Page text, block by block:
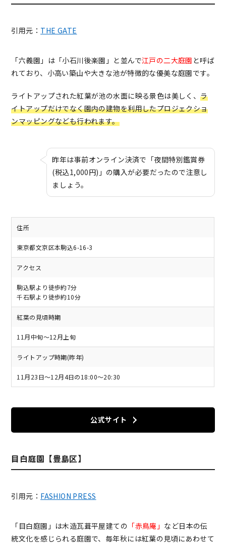
引用元： THE GATE
「六義園」は「小石川後楽園」と並んで江戸の二大庭園 と呼ば
れており、小高い築山や大きな池が特徴的な優美な庭園です。
ライトアップされた紅葉が池の水面に映る景色は美しく、ラ
イトアップだけでなく園内の建物を利用したプロジェクショ
ンマッピングなども行われます。
昨年は事前オンライン決済で「夜間特別鑑賞券
(税込1,000円)」の購入が必要だったので注意し
ましょう。
住所
東京都文京区本駒込6-16-3
アクセス
駒込駅より徒歩約7分
千石駅より徒歩約10分
紅葉の見頃時期
11月中旬～12月上旬
ライトアップ時期(昨年)
11月23日～12月4日の18:00～20:30
公式サイト
目白庭園【豊島区】
引用元： FASHION PRESS
「目白庭園」は木造瓦葺平屋建ての 「赤鳥庵」 など日本の伝
統文化を感じられる庭園で、毎年秋には紅葉の見頃にあわせて